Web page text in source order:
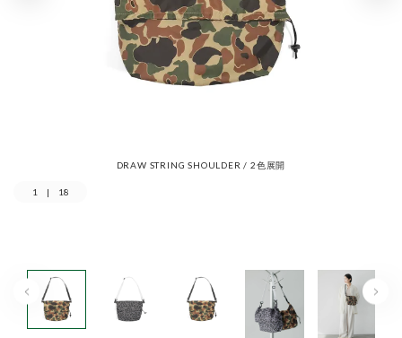
DRAW STRING SHOULDER / 2色展開
1 | 18